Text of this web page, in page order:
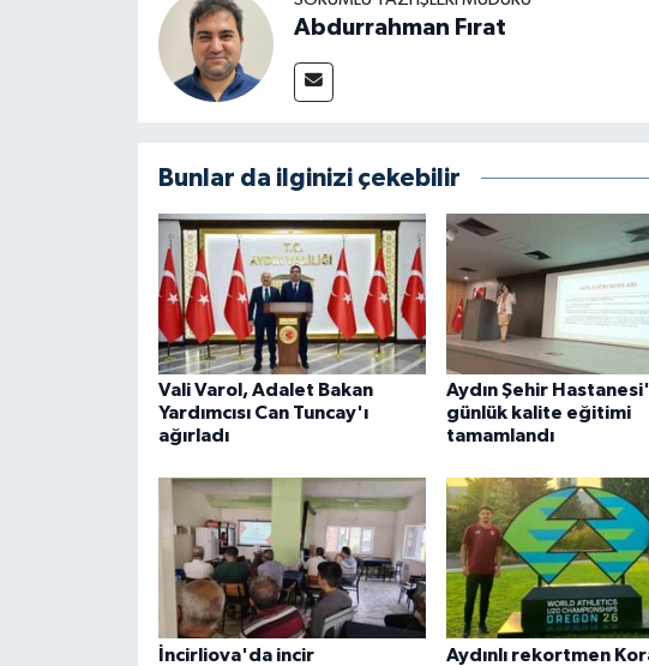
Abdurrahman Fırat
Bunlar da ilginizi çekebilir
Vali Varol, Adalet Bakan
Yardımcısı Can Tuncay'ı
ağırladı
Aydın Şehir
günlük kalite eğitimi
tamamlandı
İncirliova'da incir
Aydınlı rekortmen